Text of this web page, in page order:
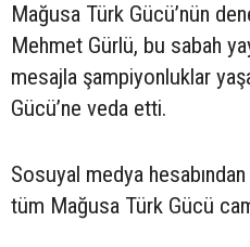
Mağusa Türk Gücü’nün
Mehmet Gürlü, bu sabah
mesajla şampiyonluklar
Gücü’ne veda etti.
Sosuyal medya
tüm Mağusa Türk Gücü